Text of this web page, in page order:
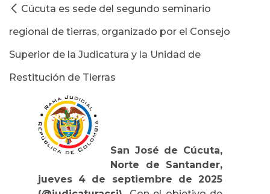
Cúcuta es sede del segundo seminario
regional de tierras, organizado por el Consejo
Superior de la Judicatura y la Unidad de
Restitución de Tierras
San José de Cúcuta,
Norte de Santander,
jueves 4 de septiembre de 2025